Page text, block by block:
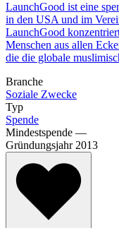
LaunchGood ist eine
in den USA und im
LaunchGood
Menschen aus allen
die die globale
Branche
Soziale Zwecke
Typ
Spende
Mindestspende —
Gründungsjahr 2013